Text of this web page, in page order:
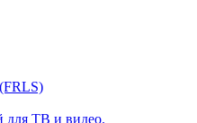
для ТВ и видео.